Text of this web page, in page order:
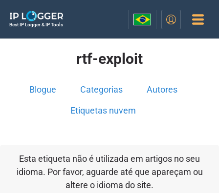
Best IP Logger & IP Tools
rtf-exploit
Blogue Categorias Autores
Etiquetas nuvem